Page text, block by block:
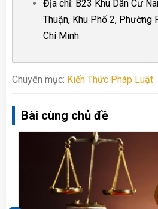
Địa chỉ: B23 Khu Dân Cư
Thuận, Khu Phố 2, Phường
Chí Minh
Chuyên mục: Kiến Thức Pháp Luật
Bài cùng chủ đề